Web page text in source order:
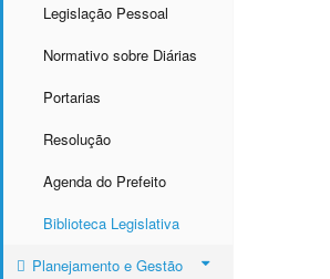
Legislação Pessoal
Normativo sobre Diárias
Portarias
Resolução
Agenda do Prefeito
Biblioteca Legislativa
Planejamento e Gestão